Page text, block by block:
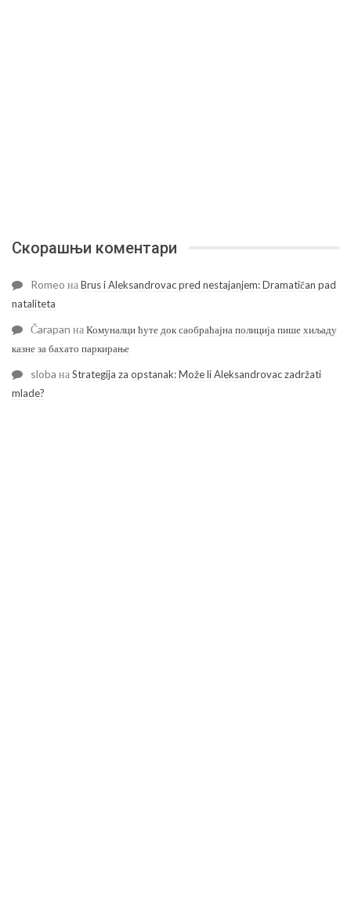
Скорашњи коментари
Romeo наBrus i Aleksandrovac pred nestajanjem: Dramatičan pad
nataliteta
Čarapan наКомуналци ћуте док саобраћајна полиција пише хиљаду
казне за бахато паркирање
sloba наStrategija za opstanak: Može li Aleksandrovac zadržati
mlade?